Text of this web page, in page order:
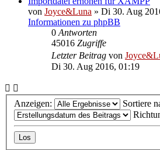
von Joyce&Luna » Di 30. Aug
Informationen zu phpBB
0 Antworten
45016 Zugriffe
Letzter Beitrag von
Di 30. Aug 2016, 01:19
Anzeigen:
Sortiere